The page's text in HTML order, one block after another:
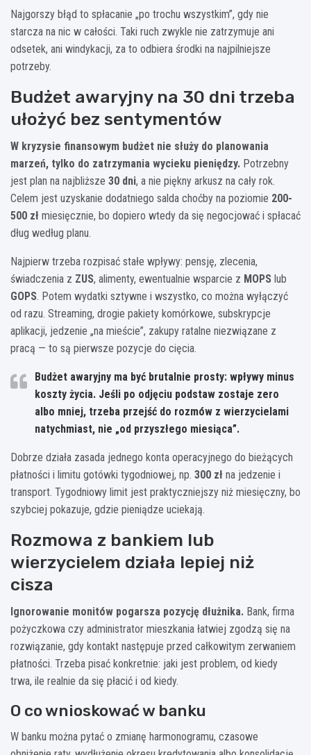
Najgorszy błąd to spłacanie „po trochu wszystkim”, gdy nie
starcza na nic w całości. Taki ruch zwykle nie zatrzymuje ani
odsetek, ani windykacji, za to odbiera środki na najpilniejsze
potrzeby.
Budżet awaryjny na 30 dni trzeba
ułożyć bez sentymentów
W kryzysie finansowym budżet nie służy do planowania
marzeń, tylko do zatrzymania wycieku pieniędzy. Potrzebny
jest plan na najbliższe 30 dni, a nie piękny arkusz na cały rok.
Celem jest uzyskanie dodatniego salda choćby na poziomie 200-
500 zł miesięcznie, bo dopiero wtedy da się negocjować i spłacać
dług według planu.
Najpierw trzeba rozpisać stałe wpływy: pensję, zlecenia,
świadczenia z ZUS, alimenty, ewentualnie wsparcie z MOPS lub
GOPS. Potem wydatki sztywne i wszystko, co można wyłączyć
od razu. Streaming, drogie pakiety komórkowe, subskrypcje
aplikacji, jedzenie „na mieście”, zakupy ratalne niezwiązane z
pracą — to są pierwsze pozycje do cięcia.
Budżet awaryjny ma być brutalnie prosty: wpływy minus
koszty życia. Jeśli po odjęciu podstaw zostaje zero
albo mniej, trzeba przejść do rozmów z wierzycielami
natychmiast, nie „od przyszłego miesiąca”.
Dobrze działa zasada jednego konta operacyjnego do bieżących
płatności i limitu gotówki tygodniowej, np. 300 zł na jedzenie i
transport. Tygodniowy limit jest praktyczniejszy niż miesięczny, bo
szybciej pokazuje, gdzie pieniądze uciekają.
Rozmowa z bankiem lub
wierzycielem działa lepiej niż
cisza
Ignorowanie monitów pogarsza pozycję dłużnika. Bank, firma
pożyczkowa czy administrator mieszkania łatwiej zgodzą się na
rozwiązanie, gdy kontakt następuje przed całkowitym zerwaniem
płatności. Trzeba pisać konkretnie: jaki jest problem, od kiedy
trwa, ile realnie da się płacić i od kiedy.
O co wnioskować w banku
W banku można pytać o zmianę harmonogramu, czasowe